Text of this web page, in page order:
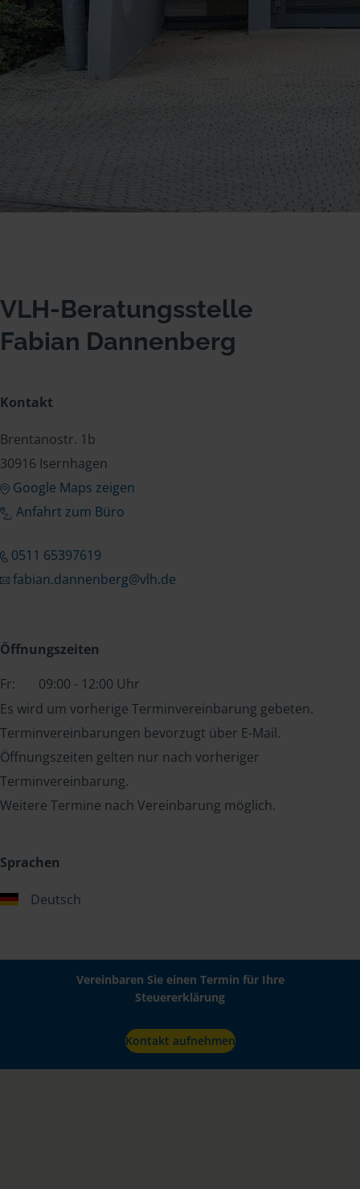
VLH-Beratungsstelle
Fabian Dannenberg
Kontakt
Brentanostr. 1b
30916 Isernhagen
Google Maps zeigen
Anfahrt zum Büro
0511 65397619
fabian.dannenberg@vlh.de
Öffnungszeiten
Fr:
09:00 - 12:00 Uhr
Es wird um vorherige Terminvereinbarung gebeten.
Terminvereinbarungen bevorzugt über E-Mail.
Öffnungszeiten gelten nur nach vorheriger
Terminvereinbarung.
Weitere Termine nach Vereinbarung möglich.
Sprachen
Deutsch
Vereinbaren Sie einen Termin für Ihre
Steuererklärung
Kontakt aufnehmen